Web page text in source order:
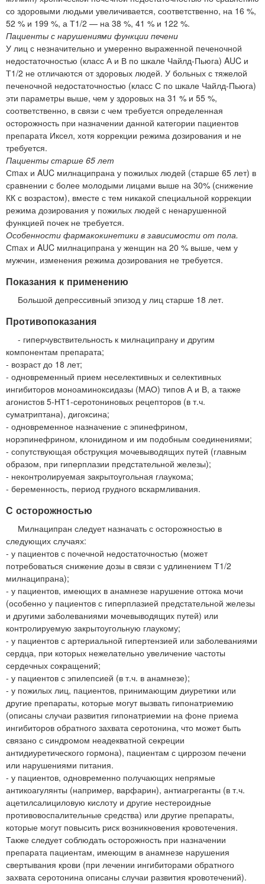
со здоровыми людьми увеличивается, соответственно, на 16 %,
52 % и 199 %, а Т1/2 — на 38 %, 41 % и 122 %.
Пациенты с нарушениями функции печени
У лиц с незначительно и умеренно выраженной печеночной
недостаточностью (класс А и В по шкале Чайлд-Пьюга) AUC и
Т1/2 не отличаются от здоровых людей. У больных с тяжелой
печеночной недостаточностью (класс С по шкале Чайлд-Пьюга)
эти параметры выше, чем у здоровых на 31 % и 55 %,
соответственно, в связи с чем требуется определенная
осторожность при назначении данной категории пациентов
препарата Иксел, хотя коррекции режима дозирования и не
требуется.
Пациенты старше 65 лет
Сmах и AUC милнаципрана у пожилых людей (старше 65 лет) в
сравнении с более молодыми лицами выше на 30% (снижение
КК с возрастом), вместе с тем никакой специальной коррекции
режима дозирования у пожилых людей с ненарушенной
функцией почек не требуется.
Особенности фармакокинетики в зависимости от пола.
Сmах и AUC милнаципрана у женщин на 20 % выше, чем у
мужчин, изменения режима дозирования не требуется.
Показания к применению
Большой депрессивный эпизод у лиц старше 18 лет.
Противопоказания
- гиперчувствительность к милнаципрану и другим
компонентам препарата;
- возраст до 18 лет;
- одновременный прием неселективных и селективных
ингибиторов моноаминоксидазы (МАО) типов А и В, а также
агонистов 5-НТ1-серотониновых рецепторов (в т.ч.
суматриптана), дигоксина;
- одновременное назначение с эпинефрином,
норэпинефрином, клонидином и им подобным соединениями;
- сопутствующая обструкция мочевыводящих путей (главным
образом, при гиперплазии предстательной железы);
- неконтролируемая закрытоугольная глаукома;
- беременность, период грудного вскармливания.
С осторожностью
Милнаципран следует назначать с осторожностью в
следующих случаях:
- у пациентов с почечной недостаточностью (может
потребоваться снижение дозы в связи с удлинением Т1/2
милнаципрана);
- у пациентов, имеющих в анамнезе нарушение оттока мочи
(особенно у пациентов с гиперплазией предстательной железы
и другими заболеваниями мочевыводящих путей) или
контролируемую закрытоугольную глаукому;
- у пациентов с артериальной гипертензией или заболеваниями
сердца, при которых нежелательно увеличение частоты
сердечных сокращений;
- у пациентов с эпилепсией (в т.ч. в анамнезе);
- у пожилых лиц, пациентов, принимающим диуретики или
другие препараты, которые могут вызвать гипонатриемию
(описаны случаи развития гипонатриемии на фоне приема
ингибиторов обратного захвата серотонина, что может быть
связано с синдромом неадекватной секреции
антидиуретического гормона), пациентам с циррозом печени
или нарушениями питания.
- у пациентов, одновременно получающих непрямые
антикоагулянты (например, варфарин), антиагреганты (в т.ч.
ацетилсалициловую кислоту и другие нестероидные
противовоспалительные средства) или другие препараты,
которые могут повысить риск возникновения кровотечения.
Также следует соблюдать осторожность при назначении
препарата пациентам, имеющим в анамнезе нарушения
свертывания крови (при лечении ингибиторами обратного
захвата серотонина описаны случаи развития кровотечений).